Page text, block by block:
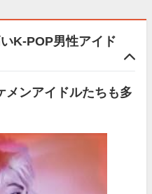
K-POP男性アイド
メンアイドルたちも多